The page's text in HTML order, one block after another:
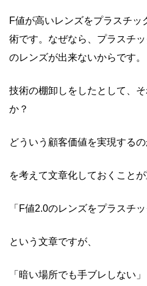
F値が高いレンズをプラスチッ
術です。なぜなら、プラスチ
のレンズが出来ないからです。
技術の棚卸しをしたとして、
か？
どういう顧客価値を実現するの
を考えて文章化しておくことが
「 F値2.0のレンズをプラスチッ
という文章ですが、
「暗い場所でも手ブレしない」